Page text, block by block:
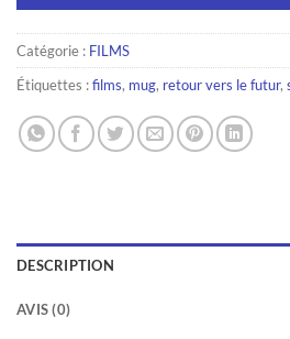
Catégorie : FILMS
Étiquettes :films, mug, retour vers le futur,
DESCRIPTION
AVIS (0)